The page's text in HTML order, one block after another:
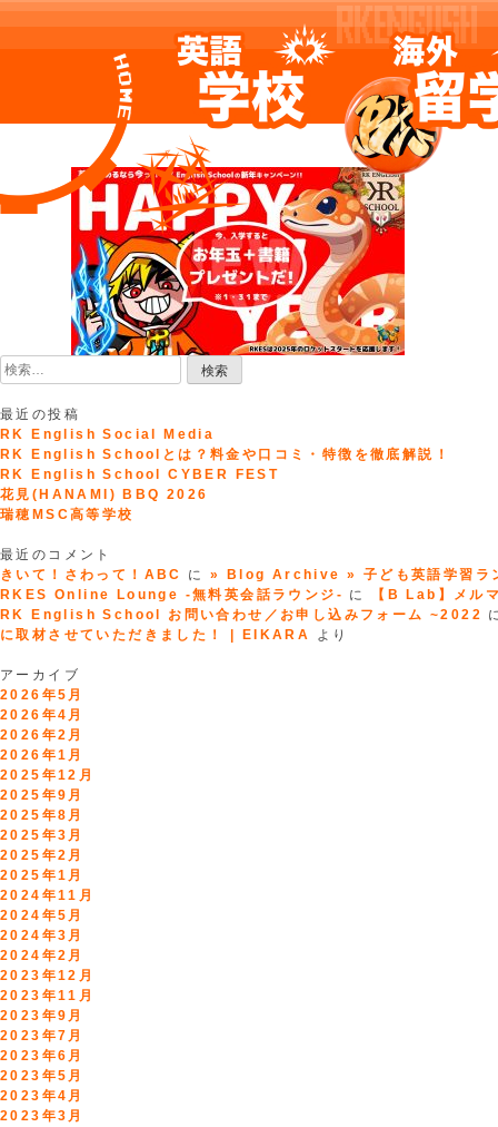
to
content
検
索:
最近の投稿
RK English Social Media
RK English Schoolとは？料金や口コミ・特徴を徹底解説！
RK English School CYBER FEST
花見(HANAMI) BBQ 2026
瑞穂MSC高等学校
最近のコメント
きいて！さわって！ABC
に» Blog Archive » 子ども英語学習ラ
RKES Online Lounge -無料英会話ラウンジ- に
【B Lab】メ
RK English School お問い合わせ／お申し込みフォーム ~2022
に取材させていただきました！ | EIKARA
より
アーカイブ
2026年5月
2026年4月
2026年2月
2026年1月
2025年12月
2025年9月
2025年8月
2025年3月
2025年2月
2025年1月
2024年11月
2024年5月
2024年3月
2024年2月
2023年12月
2023年11月
2023年9月
2023年7月
2023年6月
2023年5月
2023年4月
2023年3月